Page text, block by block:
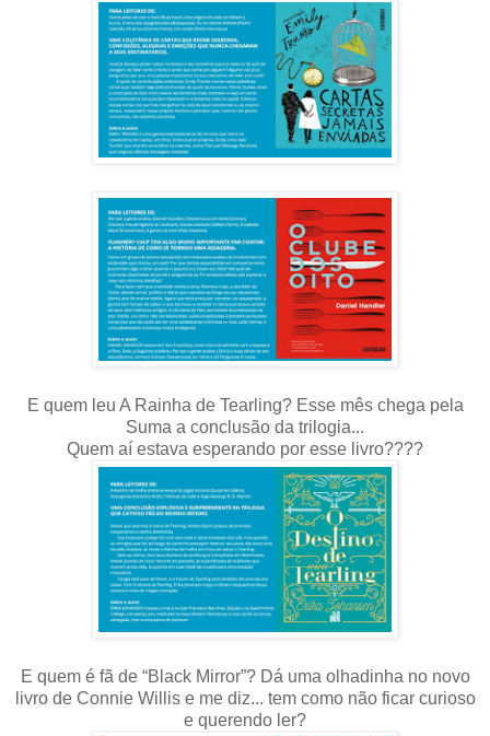
E quem leu A Rainha de Tearling? Esse mês chega pela
Suma a conclusão da trilogia...
Quem aí estava esperando por esse livro????
E quem é fã de “Black Mirror”? Dá uma olhadinha no novo
livro de Connie Willis e me diz... tem como não ficar curioso
e querendo ler?